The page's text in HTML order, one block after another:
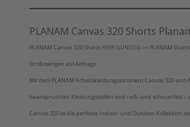
PLANAM Canvas 320 Shorts
PLANAM Canvas 320 Shorts HIER GÜNSTIG >> PLANAM
Großmengen auf Anfrage
Mit dem PLANAM Arbeitskleidungssortiment Canvas 320
beanspruchten Kleidungsstellen sind reiß- und scheuerfest –
Canvas 320 ist die perfekte Indoor- und Outdoor-Kollektion: